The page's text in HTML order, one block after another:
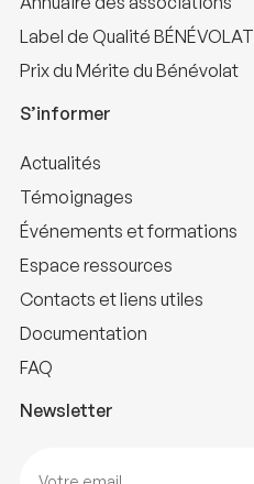
Label de Qualité BÉNÉVOLAT
Prix du Mérite du Bénévolat
S’informer
Actualités
Témoignages
Événements et formations
Espace ressources
Contacts et liens utiles
Documentation
FAQ
Newsletter